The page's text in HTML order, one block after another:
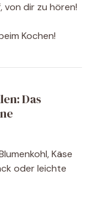
von dir zu hören!
Kochen!
Das
Käse
oder leichte